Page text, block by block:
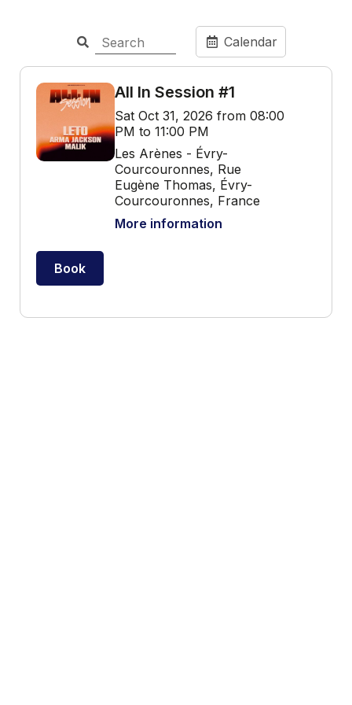
Calendar
All In Session #1
Sat Oct 31, 2026 from 08:00
PM to 11:00 PM
Les Arènes - Évry-
Courcouronnes, Rue
Eugène Thomas, Évry-
Courcouronnes, France
More information
Book